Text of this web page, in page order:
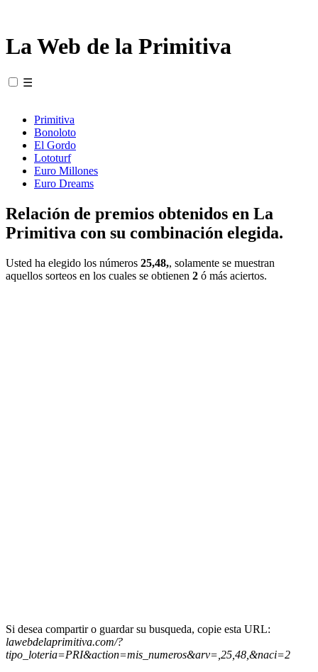
La Web de la Primitiva
☰
Primitiva
Bonoloto
El Gordo
Lototurf
Euro Millones
Euro Dreams
Relación de premios obtenidos en La
Primitiva con su combinación elegida.
Usted ha elegido los números 25,48,, solamente se muestran
aquellos sorteos en los cuales se obtienen 2 ó más aciertos.
Si desea compartir o guardar su busqueda, copie esta URL:
lawebdelaprimitiva.com/?
tipo_loteria=PRI&action=mis_numeros&arv=,25,48,&naci=2